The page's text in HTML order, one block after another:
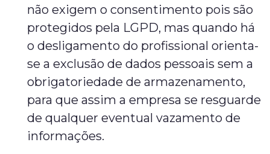
não exigem o consentimento pois são
protegidos pela LGPD, mas quando há
o desligamento do profissional orienta-
se a exclusão de dados pessoais sem a
obrigatoriedade de armazenamento,
para que assim a empresa se resguarde
de qualquer eventual vazamento de
informações.